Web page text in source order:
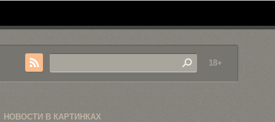
18+
НОВОСТИ В КАРТИНКАХ